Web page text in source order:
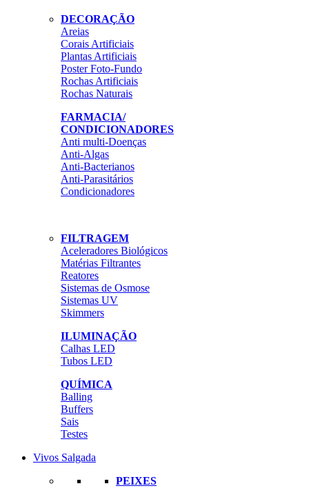
DECORAÇÃO
Areias
Corais Artificiais
Plantas Artificiais
Poster Foto-Fundo
Rochas Artificiais
Rochas Naturais
FARMACIA/
CONDICIONADORES
Anti multi-Doenças
Anti-Algas
Anti-Bacterianos
Anti-Parasitários
Condicionadores
FILTRAGEM
Aceleradores Biológicos
Matérias Filtrantes
Reatores
Sistemas de Osmose
Sistemas UV
Skimmers
ILUMINAÇÃO
Calhas LED
Tubos LED
QUÍMICA
Balling
Buffers
Sais
Testes
Vivos Salgada
PEIXES